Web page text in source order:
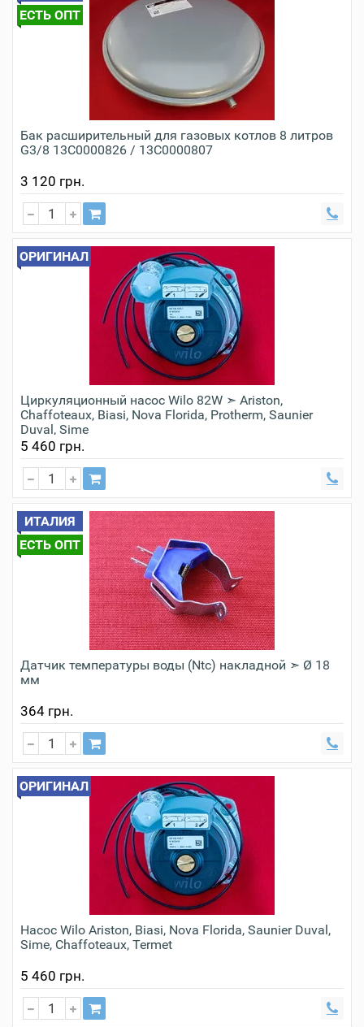
ЕСТЬ ОПТ
Бак расширительный для газовых котлов 8 литров
G3/8 13C0000826 / 13C0000807
3 120 грн.
ОРИГИНАЛ
Циркуляционный насос Wilo 82W ➣ Ariston,
Chaffoteaux, Biasi, Nova Florida, Protherm, Saunier
Duval, Sime
5 460 грн.
ИТАЛИЯ
ЕСТЬ ОПТ
Датчик температуры воды (Ntc) накладной ➣ Ø 18
мм
364 грн.
ОРИГИНАЛ
Насос Wilo Ariston, Biasi, Nova Florida, Saunier Duval,
Sime, Chaffoteaux, Termet
5 460 грн.